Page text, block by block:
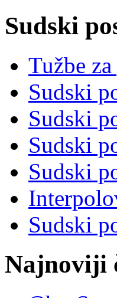
Sudski
Tužbe
Sudski
Sudski
Sudski
Sudski
Sudski
Najnoviji